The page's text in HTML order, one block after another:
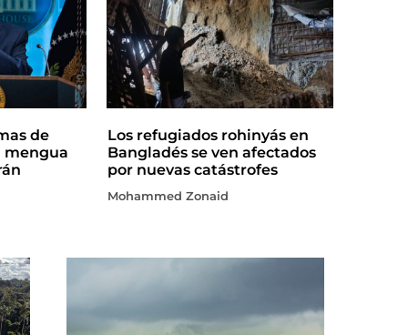
de
mengua
Los refugiados rohinyás en
Bangladés se ven afectados
por nuevas catástrofes
Mohammed Zonaid